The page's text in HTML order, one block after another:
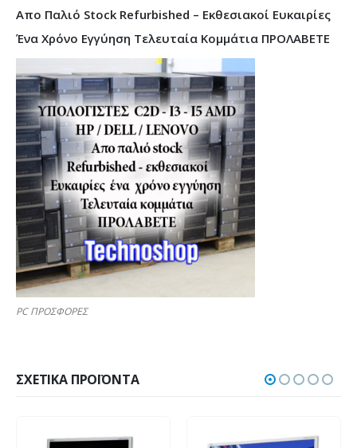
Απο Παλιό Stock Refurbished – Εκθεσιακοί Ευκαιρίες
Ένα Χρόνο Εγγύηση Τελευταία Κομμάτια ΠΡΟΛΑΒΕΤΕ
PC ΠΡΟΣΦΟΡΕΣ
ΣΧΕΤΙΚΆ ΠΡΟΪΌΝΤΑ